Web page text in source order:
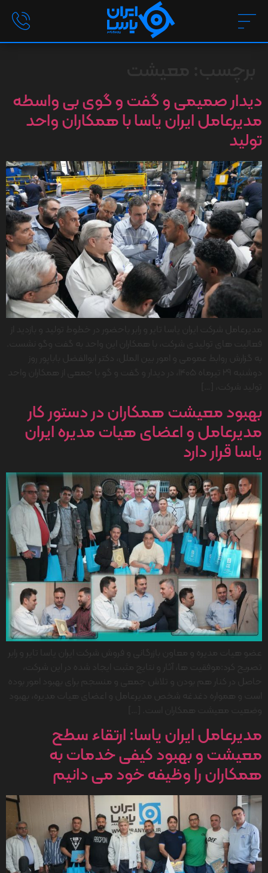
دیدار صمیمی و گفت و گوی بی واسطه
مدیرعامل ایران یاسا با همکاران واحد
تولید
بهبود معیشت همکاران در دستور کار
مدیرعامل و اعضای هیات مدیره ایران
یاسا قرار دارد
مدیرعامل ایران یاسا: ارتقاء سطح
معیشت و بهبود کیفی خدمات به
همکاران را وظیفه خود می دانیم